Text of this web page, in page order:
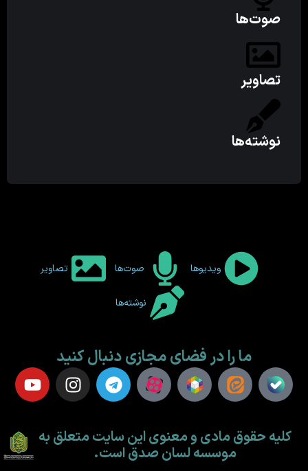
صوت‌ها
تصاویر
نوشته‌ها
ویدیوها صوت‌ها تصاویر
نوشته‌ها
ما را در فضای مجازی دنبال کنید
کلیه حقوق مادی و معنوی این سایت متعلق به
موسسه لسان صدق است.